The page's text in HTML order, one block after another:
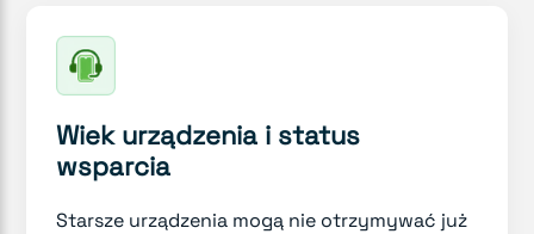
Wiek urządzenia i status
wsparcia
Starsze urządzenia mogą nie otrzymywać już